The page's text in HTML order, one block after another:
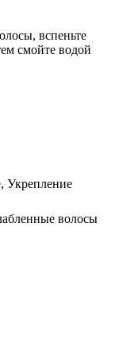
вспеньте
смойте водой
Укрепление
волосы